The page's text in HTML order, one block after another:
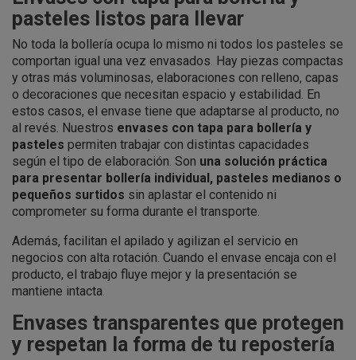
pasteles listos para llevar
No toda la bollería ocupa lo mismo ni todos los pasteles se
comportan igual una vez envasados. Hay piezas compactas
y otras más voluminosas, elaboraciones con relleno, capas
o decoraciones que necesitan espacio y estabilidad. En
estos casos, el envase tiene que adaptarse al producto, no
al revés. Nuestros envases con tapa para bollería y
pasteles permiten trabajar con distintas capacidades
según el tipo de elaboración. Son una solución práctica
para presentar bollería individual, pasteles medianos o
pequeños surtidos sin aplastar el contenido ni
comprometer su forma durante el transporte.
Además, facilitan el apilado y agilizan el servicio en
negocios con alta rotación. Cuando el envase encaja con el
producto, el trabajo fluye mejor y la presentación se
mantiene intacta.
Envases transparentes que protegen
y respetan la forma de tu repostería